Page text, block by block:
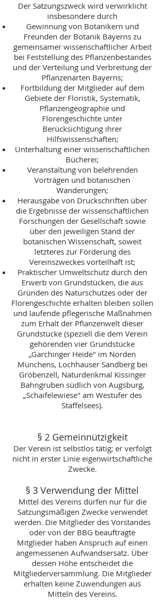
Der Satzungszweck wird verwirklicht
insbesondere durch
Gewinnung von Botanikern und
Freunden der Botanik Bayerns zu
gemeinsamer wissenschaftlicher Arbeit
bei Feststellung des Pflanzenbestandes
und der Verteilung und Verbreitung der
Pflanzenarten Bayerns;
Fortbildung der Mitglieder auf dem
Gebiete der Floristik, Systematik,
Pflanzengeographie und
Florengeschichte unter
Berücksichtigung ihrer
Hilfswissenschaften;
Unterhaltung einer wissenschaftlichen
Bücherei;
Veranstaltung von belehrenden
Vorträgen und botanischen
Wanderungen;
Herausgabe von Druckschriften über
die Ergebnisse der wissenschaftlichen
Forschungen der Gesellschaft sowie
über den jeweiligen Stand der
botanischen Wissenschaft, soweit
letzteres zur Förderung des
Vereinszweckes vorteilhaft ist;
Praktischer Umweltschutz durch den
Erwerb von Grundstücken, die aus
Gründen des Naturschutzes oder der
Florengeschichte erhalten bleiben sollen
und laufende pflegerische Maßnahmen
zum Erhalt der Pflanzenwelt dieser
Grundstücke (speziell die dem Verein
gehörenden vier Grundstücke
„Garchinger Heide" im Norden
Münchens, Lochhauser Sandberg bei
Gröbenzell, Naturdenkmal Kissinger
Bahngruben südlich von Augsburg,
„Schaifelewiese" am Westufer des
Staffelsees).
§ 2 Gemeinnützigkeit
Der Verein ist selbstlos tätig; er verfolgt
nicht in erster Linie eigenwirtschaftliche
Zwecke.
§ 3 Verwendung der Mittel
Mittel des Vereins dürfen nur für die
Satzungsmäßigen Zwecke verwendet
werden. Die Mitglieder des Vorstandes
oder von der BBG beauftragte
Mitglieder haben Anspruch auf einen
angemessenen Aufwandsersatz. Über
dessen Höhe entscheidet die
Mitgliederversammlung. Die Mitglieder
erhalten keine Zuwendungen aus
Mitteln des Vereins.